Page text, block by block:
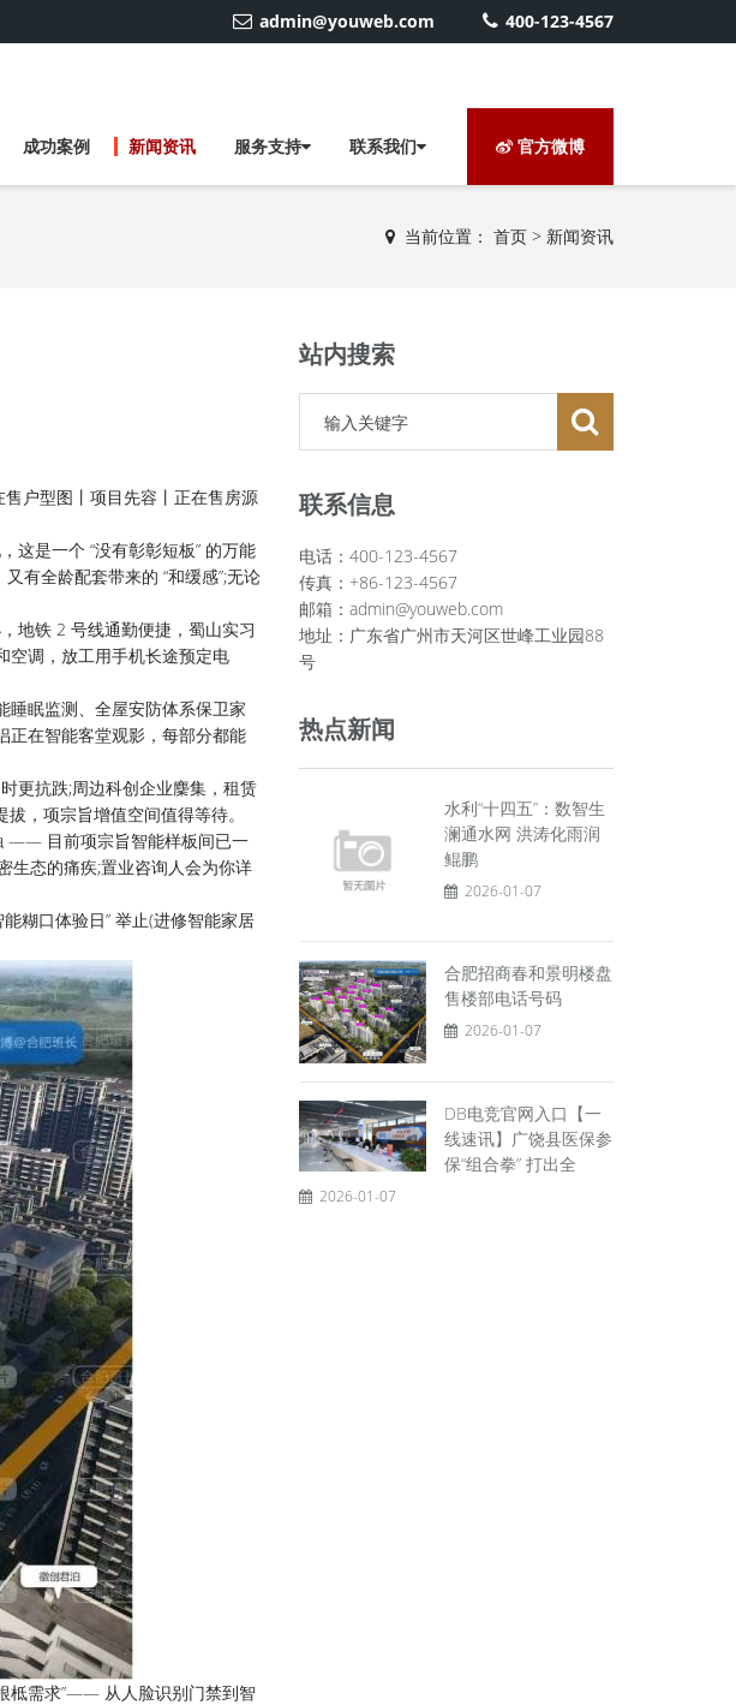
admin@youweb.com 400-123-4567
官方微博
成功案例 新闻资讯 服务支持 联系我们
当前位置： 首页 > 新闻资讯
户型图丨项目先容丨正在售房源
是一个 “没有彰彰短板” 的万能
有全龄配套带来的 “和缓感”;无论
地铁 2 号线通勤便捷，蜀山实习
调，放工用手机长途预定电
眠监测、全屋安防体系保卫家
在智能客堂观影，每部分都能
更抗跌;周边科创企业麇集，租赁
，项宗旨增值空间值得等待。
—— 目前项宗旨智能样板间已一
生态的痛疾;置业咨询人会为你详
糊口体验日” 举止(进修智能家居
柢需求”—— 从人脸识别门禁到智
站内搜索
联系信息
电话：400-123-4567
传真：+86-123-4567
邮箱：admin@youweb.com
地址：广东省广州市天河区世峰工业园88
号
热点新闻
水利“十四五”：数智生
澜通水网 洪涛化雨润
鲲鹏
2026-01-07
合肥招商春和景明楼盘
售楼部电话号码
2026-01-07
DB电竞官网入口【一
线速讯】广饶县医保参
保“组合拳” 打出全
2026-01-07